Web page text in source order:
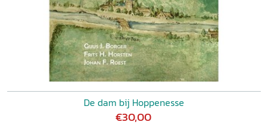
De dam bij Hoppenesse
€30,00